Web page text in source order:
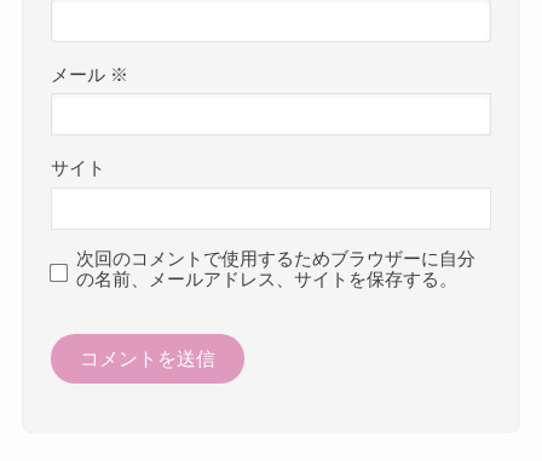
メール ※
サイト
次回のコメントで使用するためブラウザーに自分
の名前、メールアドレス、サイトを保存する。